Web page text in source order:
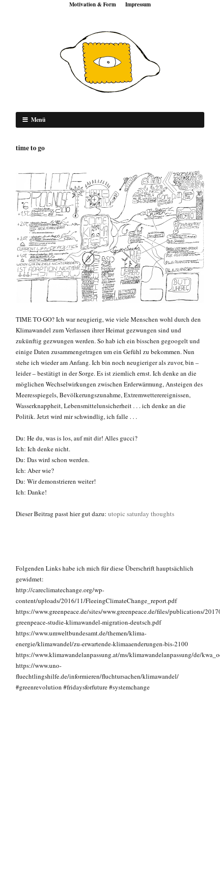
Motivation & Form Impressum
Menü
time to go
TIME TO GO? Ich war neugierig, wie viele Menschen wohl durch den
Klimawandel zum Verlassen ihrer Heimat gezwungen sind und
zukünftig gezwungen werden. So hab ich ein bisschen gegoogelt und
einige Daten zusammengetragen um ein Gefühl zu bekommen. Nun
stehe ich wieder am Anfang. Ich bin noch neugieriger als zuvor, bin –
leider – bestätigt in der Sorge. Es ist ziemlich ernst. Ich denke an die
möglichen Wechselwirkungen zwischen Erderwärmung, Ansteigen des
Meeresspiegels, Bevölkerungszunahme, Extremwetterereignissen,
Wasserknappheit, Lebensmittelunsicherheit . . . ich denke an die
Politik. Jetzt wird mir schwindlig, ich falle . . .
Du: He du, was is los, auf mit dir! Alles gucci?
Ich: Ich denke nicht.
Du: Das wird schon werden.
Ich: Aber wie?
Du: Wir demonstrieren weiter!
Ich: Danke!
Dieser Beitrag passt hier gut dazu: utopic saturday thoughts
Folgenden Links habe ich mich für diese Überschrift hauptsächlich
gewidmet:
http://careclimatechange.org/wp-
content/uploads/2016/11/FleeingClimateChange_report.pdf
https://www.greenpeace.de/sites/www.greenpeace.de/files/publications/
greenpeace-studie-klimawandel-migration-deutsch.pdf
https://www.umweltbundesamt.de/themen/klima-
energie/klimawandel/zu-erwartende-klimaaenderungen-bis-2100
https://www.klimawandelanpassung.at/ms/klimawandelanpassung/de/
https://www.uno-
fluechtlingshilfe.de/informieren/fluchtursachen/klimawandel/
#greenrevolution #fridaysforfuture#systemchange